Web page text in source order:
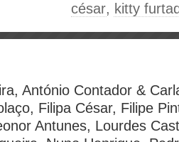
césar, kitty
António Contador &
Filipa César, Filipe
Antunes, Lourdes